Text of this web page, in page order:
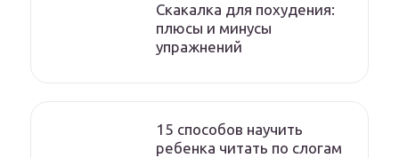
Скакалка для похудения:
плюсы и минусы
упражнений
15 способов научить
ребенка читать по слогам